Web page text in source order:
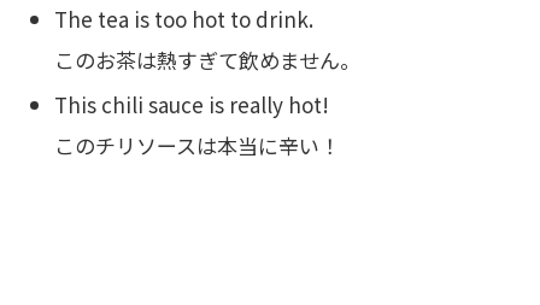
The tea is too hot to drink.
このお茶は熱すぎて飲めません。
This chili sauce is really hot!
このチリソースは本当に辛い！